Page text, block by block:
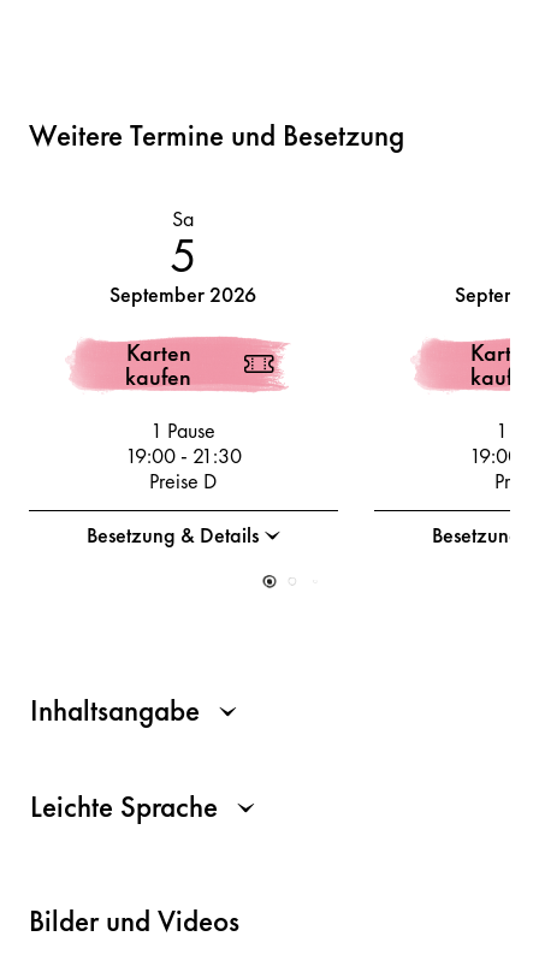
Weitere Termine und Besetzung
Sa
5
September 2026
Karten
kaufen
1 Pause
19:00- 21:30
Preise D
Besetzung & Details
Karten
kaufen
1
19:00
Besetzung
Inhaltsangabe
Leichte Sprache
Bilder und Videos